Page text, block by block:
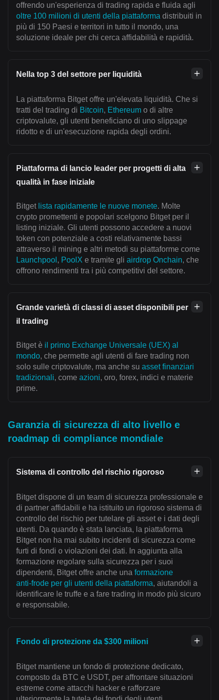
offrendo un'esperienza di trading rapida e fluida agli
oltre 100 milioni di utenti della piattaforma distribuiti in
più di 150 Paesi e territori in tutto il mondo, una
soluzione ideale per chi cerca affidabilità e rapidità.
Nella top 3 del settore per liquidità
La piattaforma Bitget offre un'elevata liquidità. Che si
tratti del trading di Bitcoin, Ethereum o di altre
criptovalute, gli utenti beneficiano di uno slippage
ridotto e di un'esecuzione rapida degli ordini.
Piattaforma di lancio leader per progetti di alta
qualità in fase iniziale
Bitget lista rapidamente le nuove monete. Molte
crypto promettenti e popolari scelgono Bitget per il
listing iniziale. Gli utenti possono accedere a nuovi
token con potenziale a costi relativamente bassi
attraverso il mining e altri metodi su piattaforme come
Launchpool , PoolX e tramite gli airdrop Onchain, che
offrono rendimenti tra i più competitivi del settore.
Grande varietà di classi di asset disponibili per
il trading
Bitget è il primo Exchange Universale (UEX) al
mondo, che permette agli utenti di fare trading non
solo sulle criptovalute, ma anche su asset finanziari
tradizionali, come azioni, oro, forex, indici e materie
prime.
Garanzia di sicurezza di alto livello e
roadmap di compliance mondiale
Sistema di controllo del rischio rigoroso
Bitget dispone di un team di sicurezza professionale e
di partner affidabili e ha istituito un rigoroso sistema di
controllo del rischio per tutelare gli asset e i dati degli
utenti. Da quando è stata lanciata, la piattaforma
Bitget non ha mai subito incidenti di sicurezza come
furti di fondi o violazioni dei dati. In aggiunta alla
formazione regolare sulla sicurezza per i suoi
dipendenti, Bitget offre anche una formazione
anti‑frode per gli utenti della piattaforma, aiutandoli a
identificare le truffe e a fare trading in modo più sicuro
e responsabile.
Fondo di protezione da $300 milioni
Bitget mantiene un fondo di protezione dedicato,
composto da BTC e USDT, per affrontare situazioni
estreme come attacchi hacker e rafforzare